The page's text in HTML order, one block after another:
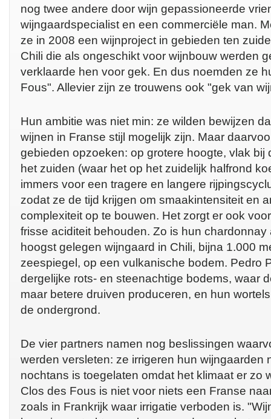
nog twee andere door wijn gepassioneerde
wijngaardspecialist en een commerciële man.
ze in 2008 een wijnproject in gebieden ten
Chili die als ongeschikt voor wijnbouw werden
verklaarde hen voor gek. En dus noemden ze
Fous". Allevier zijn ze trouwens ook "gek van
Hun ambitie was niet min: ze wilden bewijzen
wijnen in Franse stijl mogelijk zijn. Maar
gebieden opzoeken: op grotere hoogte, vlak bij
het zuiden (waar het op het zuidelijk halfrond
immers voor een tragere en langere
zodat ze de tijd krijgen om smaakintensiteit en
complexiteit op te bouwen. Het zorgt er ook
frisse aciditeit behouden. Zo is hun
hoogst gelegen wijngaard in Chili, bijna 1.000
zeespiegel, op een vulkanische bodem. Pedro
dergelijke rots- en steenachtige bodems, waar
maar betere druiven produceren, en hun
de ondergrond.
De vier partners namen nog beslissingen
werden versleten: ze irrigeren hun wijngaarden
nochtans is toegelaten omdat het klimaat er zo
Clos des Fous is niet voor niets een Franse
zoals in Frankrijk waar irrigatie verboden is.